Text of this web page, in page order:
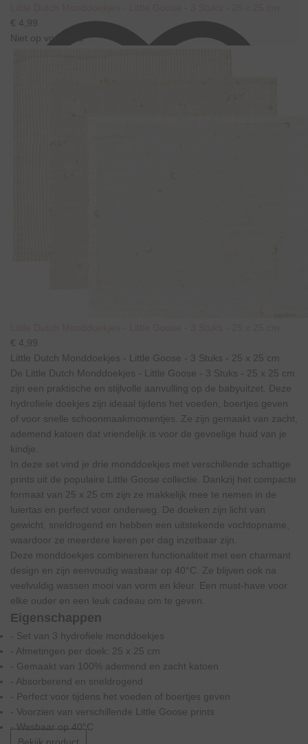
€ 4,99
Niet op voorraad
€ 4,99
Little Dutch Monddoekjes - Little Goose - 3 Stuks - 25 x 25 cm
De Little Dutch Monddoekjes - Little Goose - 3 Stuks - 25 x 25 cm
zijn een praktische en stijlvolle aanvulling op de babyuitzet. Deze
hydrofiele doekjes zijn ideaal tijdens het voeden, boertjes geven
of voor snelle schoonmaakmomentjes. Ze zijn gemaakt van zacht,
ademend katoen dat vriendelijk is voor de gevoelige huid van je
kindje.
In deze set vind je drie monddoekjes met verschillende schattige
prints uit de populaire Little Goose collectie. Dankzij het compacte
formaat van 25 x 25 cm zijn ze makkelijk mee te nemen in de
luiertas en perfect voor onderweg. De doeken zijn licht van
gewicht, sneldrogend en hebben een uitstekende vochtopname,
waardoor ze meerdere keren per dag inzetbaar zijn.
Deze monddoekjes combineren functionaliteit met een charmant
design en zijn eenvoudig wasbaar op 40°C. Ze blijven ook na
veelvuldig wassen mooi van vorm en kleur. Een must-have voor
elke ouder en een leuk cadeau om te geven.
Eigenschappen
- Set van 3 hydrofiele monddoekjes
- Afmetingen per doek: 25 x 25 cm
- Gemaakt van 100% ademend en zacht katoen
- Absorberend en sneldrogend
- Perfect voor tijdens het voeden of boertjes geven
- Voorzien van verschillende Little Goose prints
- Wasbaar op 40°C
Bekijk product